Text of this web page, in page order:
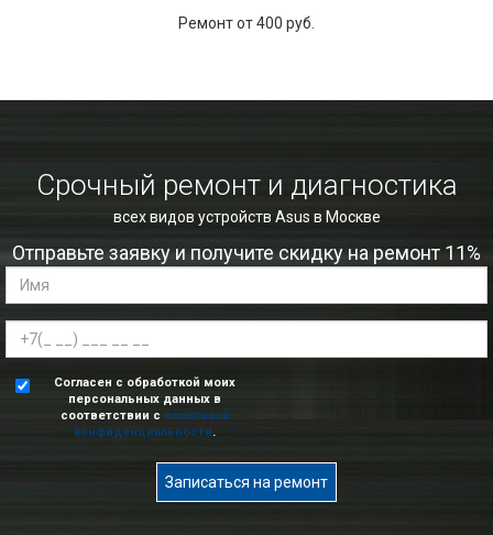
Ремонт от 400 руб.
Срочный ремонт и диагностика
всех видов устройств Asus в Москве
Отправьте заявку и получите скидку на ремонт 11%
Согласен с обработкой моих
персональных данных в
соответствии с политикой
конфиденциальности.
Записаться на ремонт